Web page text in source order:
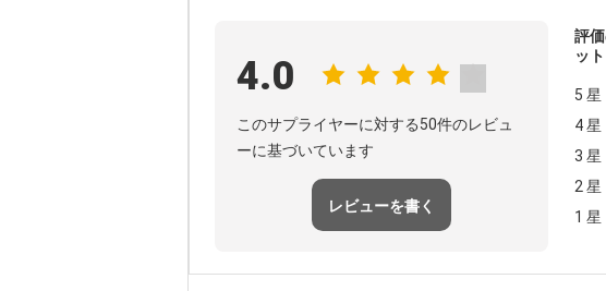
4.0
このサプライヤーに対する50件のレビュ
ーに基づいています
レビューを書く
評
ット
5 星
4 星
3 星
2 星
1 星